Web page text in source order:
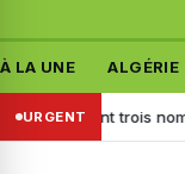
À LA UNE ALGÉRIE
URGENT
FAF retient trois noms